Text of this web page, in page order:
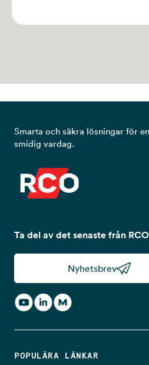
Ta del av det senaste från
Nyhetsbrev
Smarta och säkra lösningar för
smidig vardag.
POPULÄRA LÄNKAR